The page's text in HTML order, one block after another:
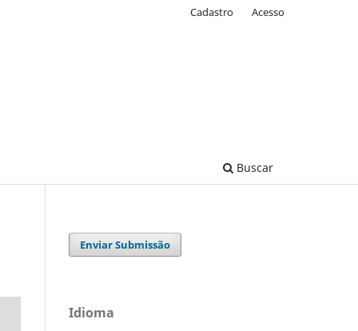
Buscar
Cadastro Acesso
Enviar Submissão
Idioma